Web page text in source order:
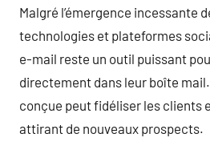
Malgré l’émergence incessante
technologies et plateformes
e-mail reste un outil puissant
directement dans leur boîte
conçue peut fidéliser les clients
attirant de nouveaux prospects.